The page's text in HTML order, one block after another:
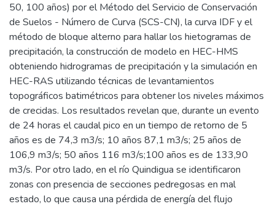
50, 100 años) por el Método del Servicio de Conservación
de Suelos - Número de Curva (SCS-CN), la curva IDF y el
método de bloque alterno para hallar los hietogramas de
precipitación, la construcción de modelo en HEC-HMS
obteniendo hidrogramas de precipitación y la simulación en
HEC-RAS utilizando técnicas de levantamientos
topográficos batimétricos para obtener los niveles máximos
de crecidas. Los resultados revelan que, durante un evento
de 24 horas el caudal pico en un tiempo de retorno de 5
años es de 74,3 m3/s; 10 años 87,1 m3/s; 25 años de
106,9 m3/s; 50 años 116 m3/s;100 años es de 133,90
m3/s. Por otro lado, en el río Quindigua se identificaron
zonas con presencia de secciones pedregosas en mal
estado, lo que causa una pérdida de energía del flujo